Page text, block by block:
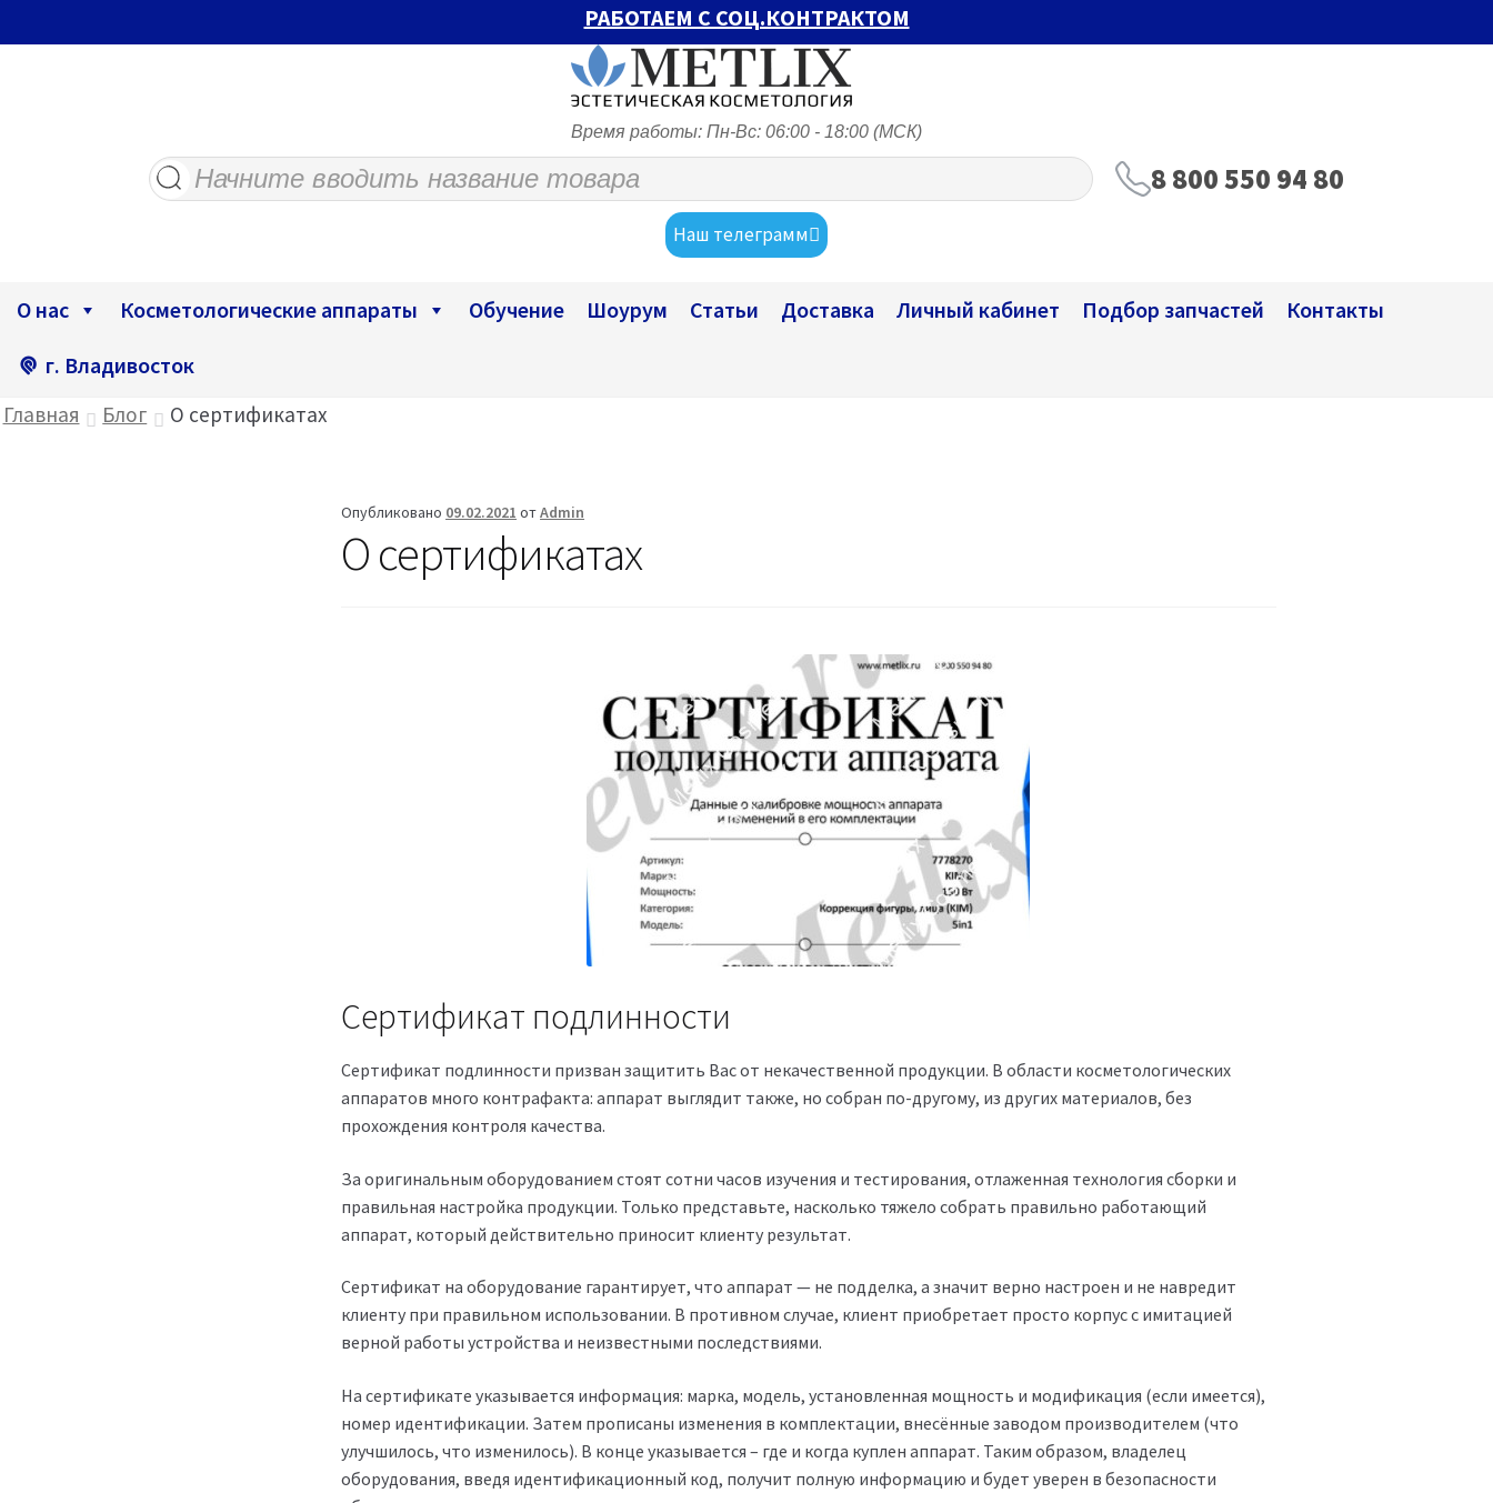
РАБОТАЕМ С СОЦ.КОНТРАКТОМ
Время работы: Пн-Вс: 06:00 - 18:00 (МСК)
Поиск
товаров
8 800 550 94 80
Наш телеграмм
О нас Косметологические аппараты Обучение Шоурум Статьи Доставка Личный кабинет Подбор запчастей
Контакты
г. Владивосток
Главная Блог О сертификатах
Опубликовано 09.02.2021 отAdmin
О сертификатах
Сертификат подлинности
Сертификат подлинности призван защитить Вас от некачественной продукции. В области косметологических
аппаратов много контрафакта: аппарат выглядит также, но собран по-другому, из других материалов, без
прохождения контроля качества.
За оригинальным оборудованием стоят сотни часов изучения и тестирования, отлаженная технология сборки и
правильная настройка продукции. Только представьте, насколько тяжело собрать правильно работающий
аппарат, который действительно приносит клиенту результат.
Сертификат на оборудование гарантирует, что аппарат — не подделка, а значит верно настроен и не навредит
клиенту при правильном использовании. В противном случае, клиент приобретает просто корпус с имитацией
верной работы устройства и неизвестными последствиями.
На сертификате указывается информация: марка, модель, установленная мощность и модификация (если имеется),
номер идентификации. Затем прописаны изменения в комплектации, внесённые заводом производителем (что
улучшилось, что изменилось). В конце указывается – где и когда куплен аппарат. Таким образом, владелец
оборудования, введя идентификационный код, получит полную информацию и будет уверен в безопасности